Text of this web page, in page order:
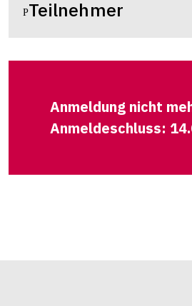
Teilnehmer
Anmeldung nicht
Anmeldeschluss: